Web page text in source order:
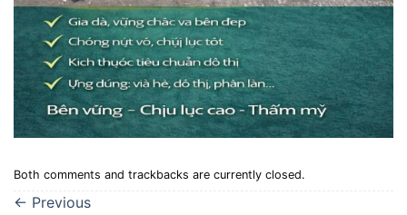
Both comments and trackbacks are currently closed.
← Previous